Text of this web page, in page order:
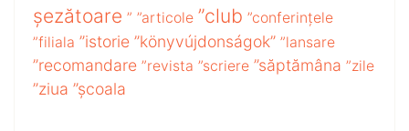
șezătoare ” ”articole ”club ”conferințele
”filiala ”istorie ”könyvújdonságok” ”lansare
”recomandare ”revista ”scriere ”săptămâna ”zile
”ziua ”școala